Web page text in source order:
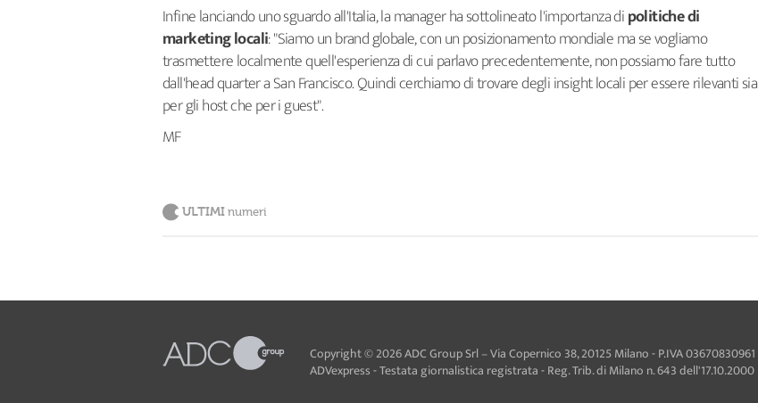
Infine lanciando uno sguardo all'Italia, la manager ha sottolineato l'importanza dipolitiche di
marketing locali: "Siamo un brand globale, con un posizionamento mondiale ma se vogliamo
trasmettere localmente quell'esperienza di cui parlavo precedentemente, non possiamo fare tutto
dall'head quarter a San Francisco. Quindi cerchiamo di trovare degli insight locali per essere rilevanti sia
per gli host che per i guest".
MF
ULTIMI numeri
Copyright © 2026 ADC Group Srl – Via Copernico 38, 20125 Milano - P.IVA 03670830961
ADVexpress - Testata giornalistica registrata - Reg. Trib. di Milano n. 643 dell'17.10.2000